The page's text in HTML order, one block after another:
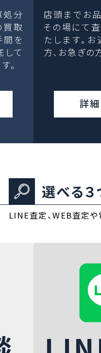
処分
取
間を
して
。
店頭までお
その場にて
たします。
方、お急ぎの
詳
選べる
LINE査定、WEB査定や